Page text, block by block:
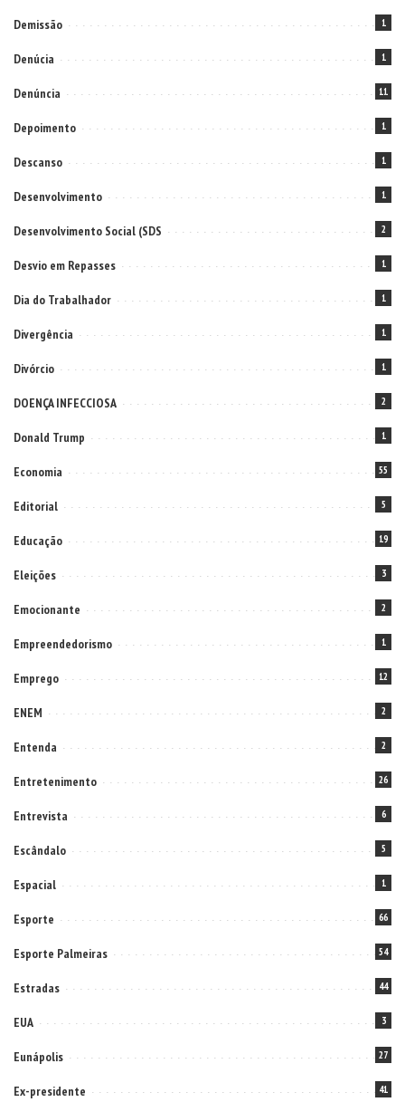
Demissão 1
Denúcia 1
Denúncia 11
Depoimento 1
Descanso 1
Desenvolvimento 1
Desenvolvimento Social (SDS 2
Desvio em Repasses 1
Dia do Trabalhador 1
Divergência 1
Divórcio 1
DOENÇA INFECCIOSA 2
Donald Trump 1
Economia 55
Editorial 5
Educação 19
Eleições 3
Emocionante 2
Empreendedorismo 1
Emprego 12
ENEM 2
Entenda 2
Entretenimento 26
Entrevista 6
Escândalo 5
Espacial 1
Esporte 66
Esporte Palmeiras 54
Estradas 44
EUA 3
Eunápolis 27
Ex-presidente 41